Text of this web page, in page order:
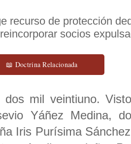
recurso de protección
socios
📖 Doctrina Relacionada
mil veintiuno.
Yáñez Medina,
Iris Purísima